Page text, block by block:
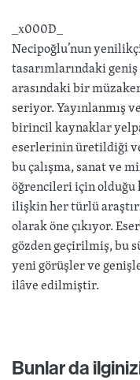
_x000D_
Necipoğlu’nun
tasarımlarındaki
arasındaki bir
seriyor. Yayınlanmış
birincil kaynaklar
eserlerinin üretildiği ve
bu çalışma, sanat ve
öğrencileri için olduğu
ilişkin her türlü
olarak öne çıkıyor.
gözden geçirilmiş, bu
yeni görüşler ve
ilâve edilmiştir.
Bunlar da